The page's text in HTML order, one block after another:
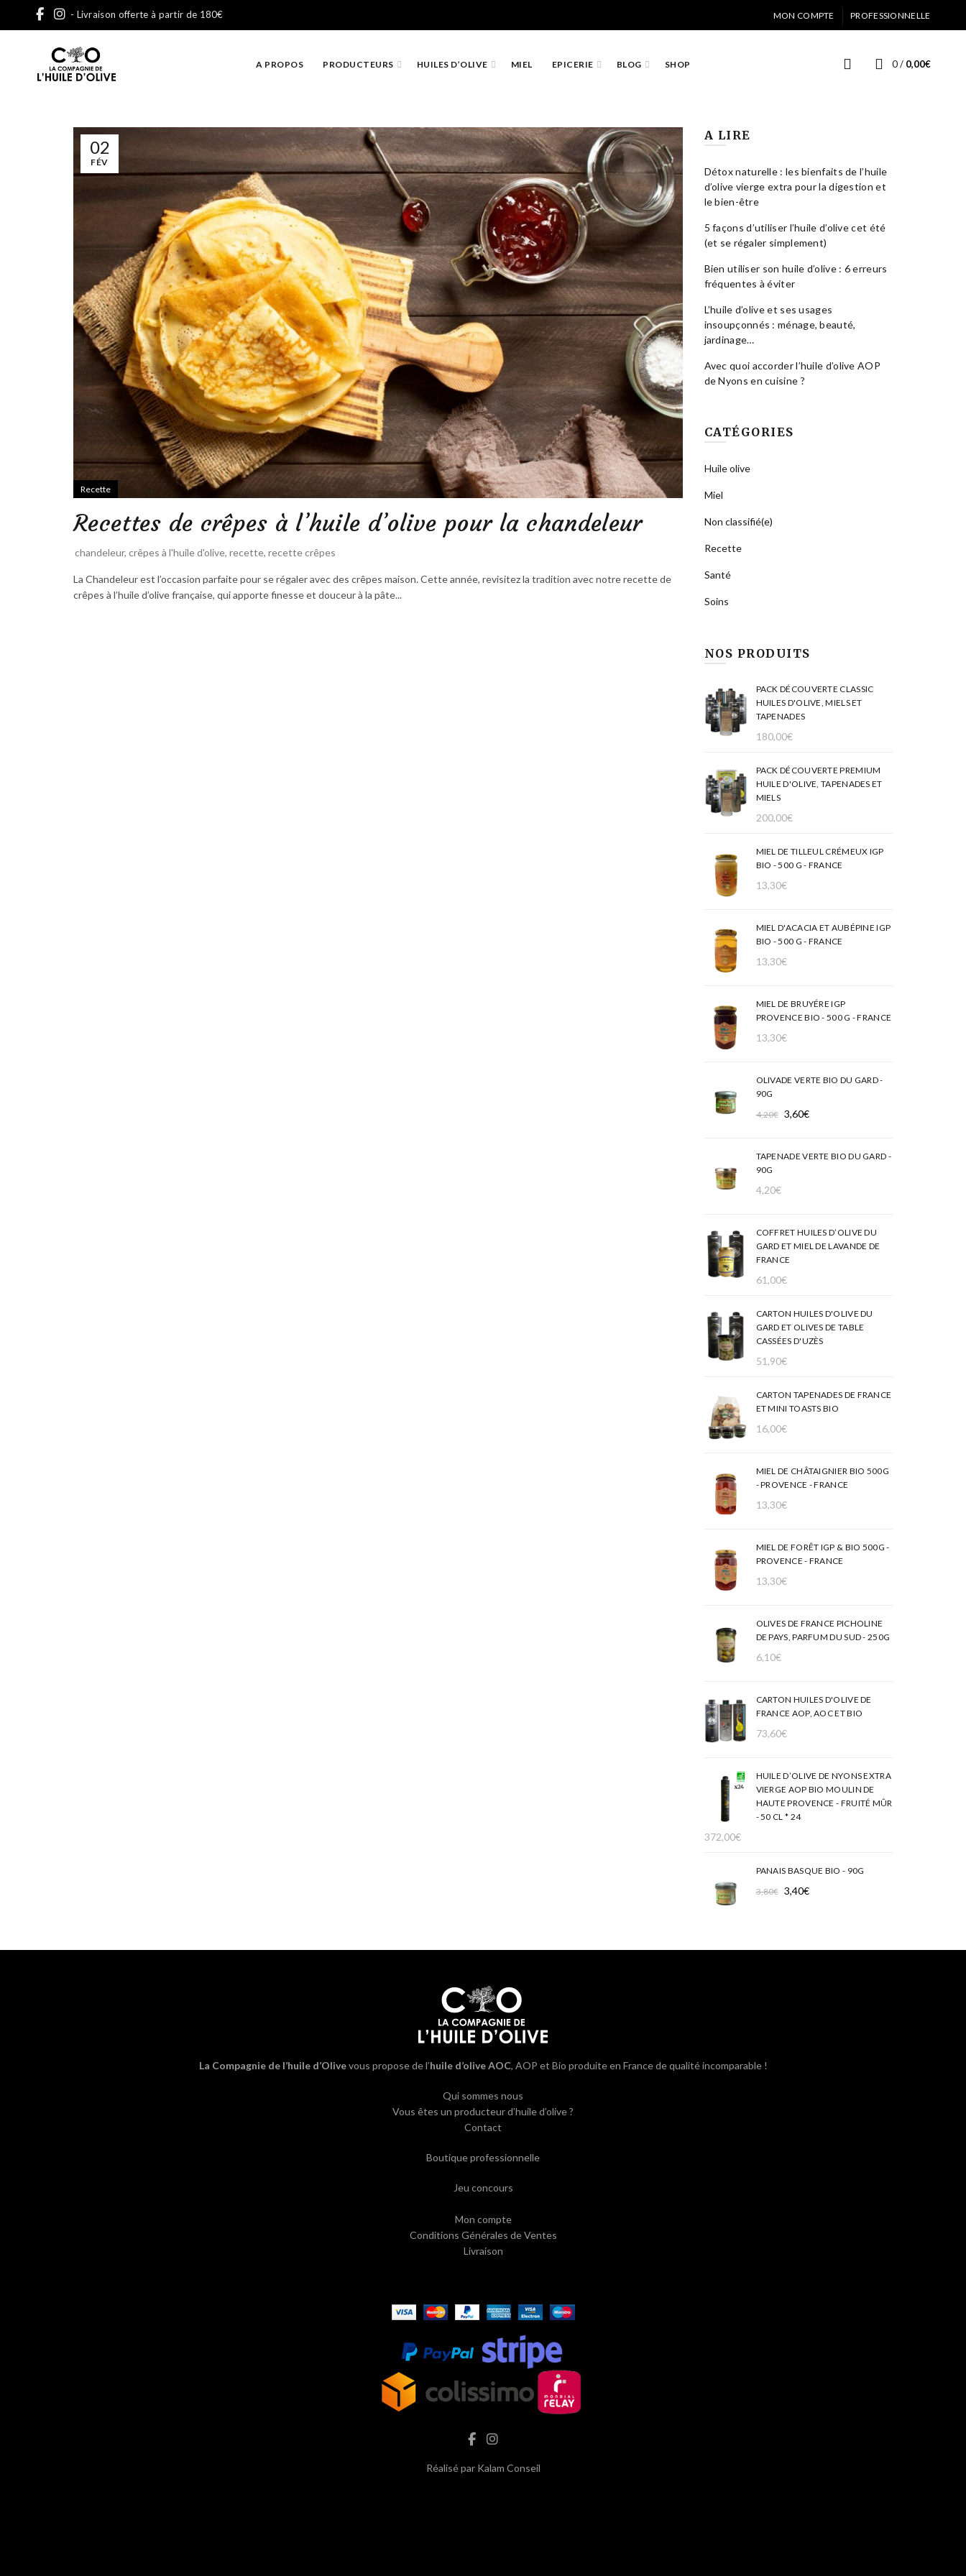
- Livraison offerte à partir de 180€ MON COMPTE PROFESSIONNELLE
A PROPOS PRODUCTEURS HUILES D’OLIVE MIEL EPICERIE BLOG SHOP 0 / 0,00€
02
FÉV
Recette
Recettes de crêpes à l’huile d’olive pour la chandeleur
chandeleur, crêpes à l'huile d'olive, recette, recette crêpes
La Chandeleur est l’occasion parfaite pour se régaler avec des crêpes maison. Cette année, revisitez la tradition avec notre recette de
crêpes à l’huile d’olive française, qui apporte finesse et douceur à la pâte...
A LIRE
Détox naturelle : les bienfaits de l’huile
d’olive vierge extra pour la digestion et
le bien-être
5 façons d’utiliser l’huile d’olive cet été
(et se régaler simplement)
Bien utiliser son huile d’olive : 6 erreurs
fréquentes à éviter
L’huile d’olive et ses usages
insoupçonnés : ménage, beauté,
jardinage…
Avec quoi accorder l’huile d’olive AOP
de Nyons en cuisine ?
CATÉGORIES
Huile olive
Miel
Non classifié(e)
Recette
Santé
Soins
NOS PRODUITS
PACK DÉCOUVERTE CLASSIC
HUILES D'OLIVE, MIELS ET
TAPENADES
180,00€
PACK DÉCOUVERTE PREMIUM
HUILE D'OLIVE, TAPENADES ET
MIELS
200,00€
MIEL DE TILLEUL CRÉMEUX IGP
BIO - 500 G - FRANCE
13,30€
MIEL D'ACACIA ET AUBÉPINE IGP
BIO - 500 G - FRANCE
13,30€
MIEL DE BRUYÉRE IGP
PROVENCE BIO - 500 G - FRANCE
13,30€
OLIVADE VERTE BIO DU GARD -
90G
4,20€ Le
était :
3,60€
est :
TAPENADE VERTE BIO DU GARD -
90G
4,20€
COFFRET HUILES D’OLIVE DU
GARD ET MIEL DE LAVANDE DE
FRANCE
61,00€
CARTON HUILES D'OLIVE DU
GARD ET OLIVES DE TABLE
CASSÉES D'UZÈS
51,90€
CARTON TAPENADES DE FRANCE
ET MINI TOASTS BIO
16,00€
MIEL DE CHÂTAIGNIER BIO 500G
- PROVENCE - FRANCE
13,30€
MIEL DE FORÊT IGP & BIO 500G -
PROVENCE - FRANCE
13,30€
OLIVES DE FRANCE PICHOLINE
DE PAYS, PARFUM DU SUD - 250G
6,10€
CARTON HUILES D'OLIVE DE
FRANCE AOP, AOC ET BIO
73,60€
HUILE D’OLIVE DE NYONS EXTRA
VIERGE AOP BIO MOULIN DE
HAUTE PROVENCE - FRUITÉ MÛR
- 50 CL * 24
372,00€
PANAIS BASQUE BIO - 90G
3,80€ Le
3,80€.
3,40€
3,40€.
La Compagnie de l’huile d’Olivevous propose de l’huile d’olive AOC, AOP et Bio produite en France de qualité incomparable !
Qui sommes nous
Vous êtes un producteur d’huile d’olive ?
Contact
Boutique professionnelle
Jeu concours
Mon compte
Conditions Générales de Ventes
Livraison
Réalisé par Kalam Conseil